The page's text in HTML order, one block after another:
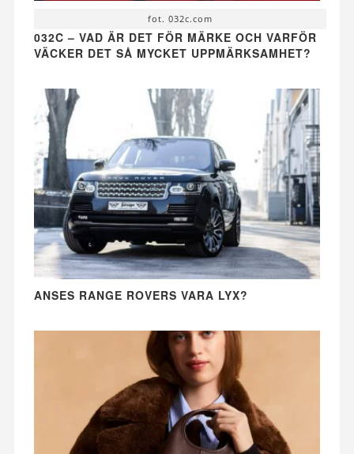
fot. 032c.com
032C – VAD ÄR DET FÖR MÄRKE OCH VARFÖR
VÄCKER DET SÅ MYCKET UPPMÄRKSAMHET?
ANSES RANGE ROVERS VARA LYX?